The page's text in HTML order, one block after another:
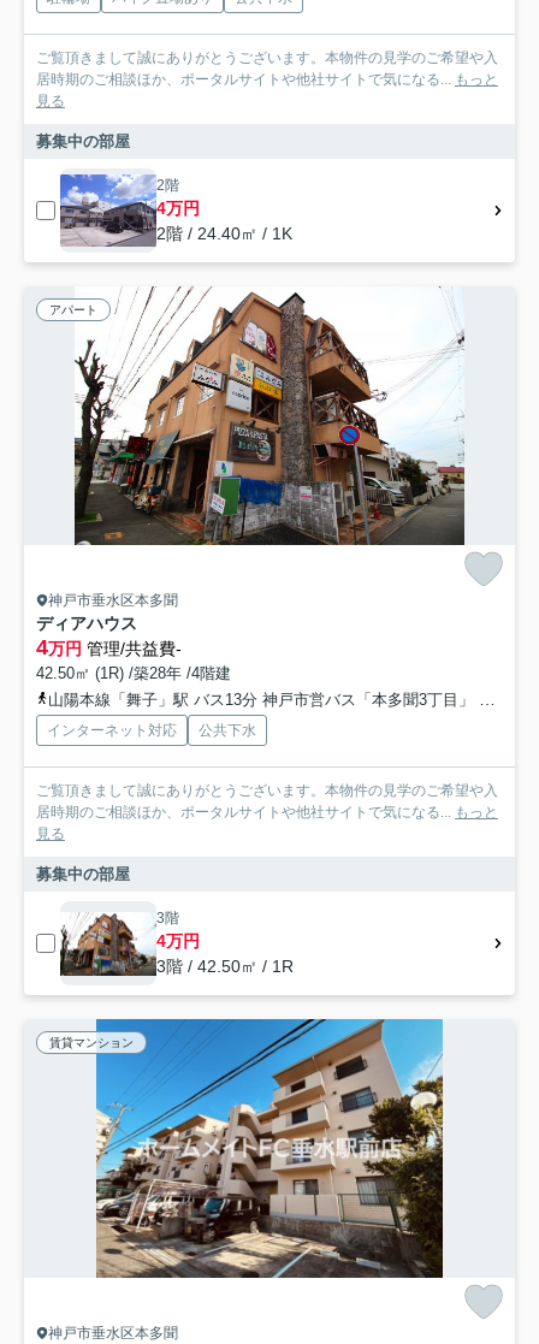
ご覧頂きまして誠にありがとうございます。本物件の見学のご希望や入
居時期のご相談ほか、ポータルサイトや他社サイトで気になる... もっと
見る
募集中の部屋
2階
4万円
2階 / 24.40㎡ / 1K
アパート
神戸市垂水区本多聞
ディアハウス
4万円 管理/共益費-
42.50㎡ (1R) /築28年 /4階建
山陽本線「舞子」駅 バス13分 神戸市営バス「本多聞3丁目」 停歩1分
インターネット対応 公共下水
ご覧頂きまして誠にありがとうございます。本物件の見学のご希望や入
居時期のご相談ほか、ポータルサイトや他社サイトで気になる... もっと
見る
募集中の部屋
3階
4万円
3階 / 42.50㎡ / 1R
賃貸マンション
神戸市垂水区本多聞